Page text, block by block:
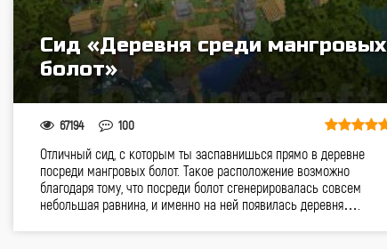
Сид «Деревня среди мангровых
болот»
67194 100
Отличный сид, с которым ты заспавнишься прямо в деревне
посреди мангровых болот. Такое расположение возможно
благодаря тому, что посреди болот сгенерировалась совсем
небольшая равнина, и именно на ней появилась деревня….